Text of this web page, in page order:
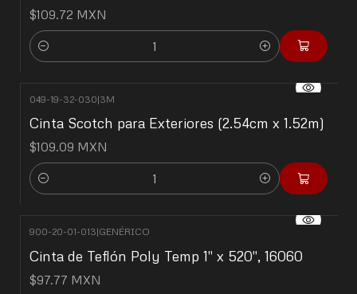
$109.72 MXN
Cantidad
049-19-32-030|3M
Cinta Scotch para Exteriores (2.54cm x 1.52m)
$109.09 MXN
Cantidad
900-20-01-013|GENÉRICO
Cinta de Teflón Poly Temp 1" x 520", 16060
$97.77 MXN